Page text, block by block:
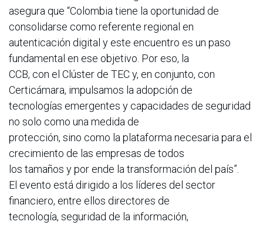
asegura que “Colombia tiene la oportunidad de
consolidarse como referente regional en
autenticación digital y este encuentro es un paso
fundamental en ese objetivo. Por eso, la
CCB, con el Clúster de TEC y, en conjunto, con
Certicámara, impulsamos la adopción de
tecnologías emergentes y capacidades de seguridad
no solo como una medida de
protección, sino como la plataforma necesaria para el
crecimiento de las empresas de todos
los tamaños y por ende la transformación del país”.
El evento está dirigido a los líderes del sector
financiero, entre ellos directores de
tecnología, seguridad de la información,